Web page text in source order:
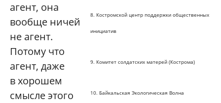
8. Костромской центр поддержки общественных
инициатив
9. Комитет солдатских матерей (Кострома)
10. Байкальская Экологическая Волна
агент, она
вообще ничей
не агент.
Потому что
агент, даже
в хорошем
смысле этого